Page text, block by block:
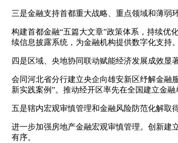
三是金融支持首都重大战略、重点领域和薄弱
构建首都金融“五篇大文章”政策体系，持续优
续信息披露系统，为金融机构提供数字化支持
四是区域、央地协同联动赋能经济发展成效显
会同河北省分行建立央企向雄安新区纾解金融
新实践案例”。推动经开区率先在全国建立金融
五是辖内宏观审慎管理和金融风险防范化解取
进一步加强房地产金融宏观审慎管理。创新建
有序。